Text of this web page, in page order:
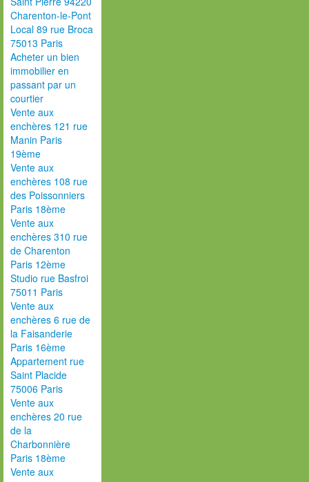
Charenton-le-Pont
Local 89 rue Broca
75013 Paris
Acheter un bien
immobilier en
passant par un
courtier
Vente aux
enchères 121 rue
Manin Paris
19ème
Vente aux
enchères 108 rue
des Poissonniers
Paris 18ème
Vente aux
enchères 310 rue
de Charenton
Paris 12ème
Studio rue Basfroi
75011 Paris
Vente aux
enchères 6 rue de
la Faisanderie
Paris 16ème
Appartement rue
Saint Placide
75006 Paris
Vente aux
enchères 20 rue
de la
Charbonnière
Paris 18ème
Vente aux